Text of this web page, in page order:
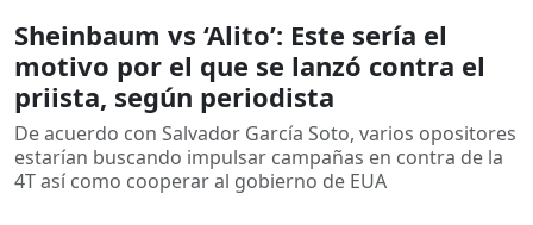
Sheinbaum vs ‘Alito’: Este sería el
motivo por el que se lanzó contra el
priista, según periodista
De acuerdo con Salvador García Soto, varios opositores
estarían buscando impulsar campañas en contra de la
4T así como cooperar al gobierno de EUA